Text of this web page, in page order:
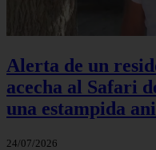
Alerta de un
acecha al Safari
una estampida
24/07/2026